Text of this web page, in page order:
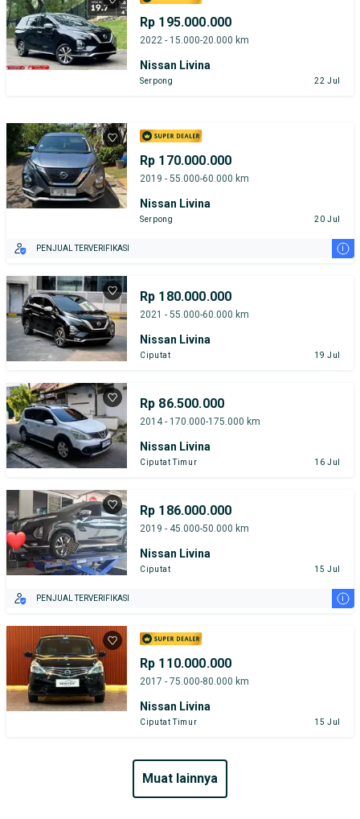
Rp 195.000.000
2022 - 15.000-20.000 km
Nissan Livina
Serpong 22 Jul
Rp 170.000.000
2019 - 55.000-60.000 km
Nissan Livina
Serpong 20 Jul
PENJUAL TERVERIFIKASI i
Rp 180.000.000
2021 - 55.000-60.000 km
Nissan Livina
Ciputat 19 Jul
Rp 86.500.000
2014 - 170.000-175.000 km
Nissan Livina
Ciputat Timur 16 Jul
Rp 186.000.000
2019 - 45.000-50.000 km
Nissan Livina
Ciputat 15 Jul
PENJUAL TERVERIFIKASI i
Rp 110.000.000
2017 - 75.000-80.000 km
Nissan Livina
Ciputat Timur 15 Jul
muat lainnya